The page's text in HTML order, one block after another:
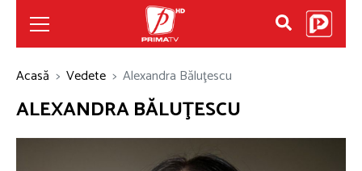
Acasă Vedete Alexandra Băluţescu
ALEXANDRA BĂLUŢESCU